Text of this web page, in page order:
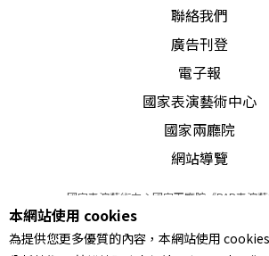
聯絡我們
廣告刊登
電子報
國家表演藝術中心
國家兩廳院
網站導覽
國家表演藝術中心國家兩廳院《PAR表演
© 2022Performing arts redefined. All
統一編號 Tax Id number
本網站使用 cookies
為提供您更多優質的內容，本網站使用 cookies